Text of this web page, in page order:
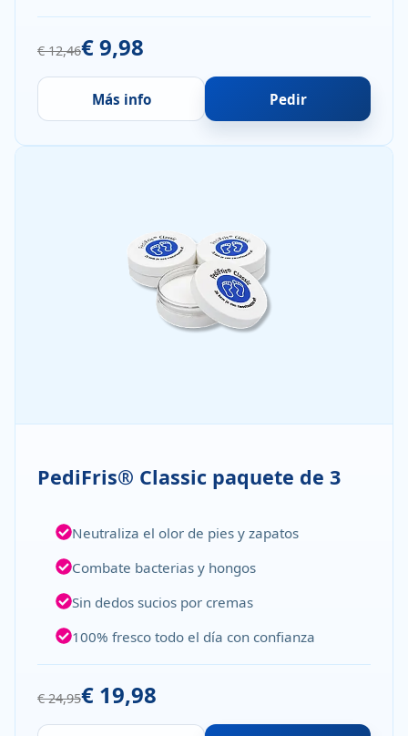
€ 12,46€ 9,98
Más info Pedir
PediFris® Classic paquete de 3
Neutraliza el olor de pies y zapatos
Combate bacterias y hongos
Sin dedos sucios por cremas
100% fresco todo el día con confianza
€ 24,95€ 19,98